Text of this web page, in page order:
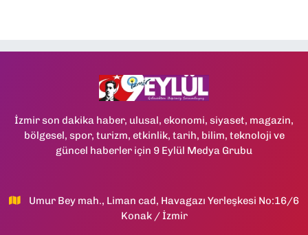
İzmir son dakika haber, ulusal, ekonomi, siyaset, magazin,
bölgesel, spor, turizm, etkinlik, tarih, bilim, teknoloji ve
güncel haberler için 9 Eylül Medya Grubu
Umur Bey mah., Liman cad, Havagazı Yerleşkesi No:16/6
Konak / İzmir